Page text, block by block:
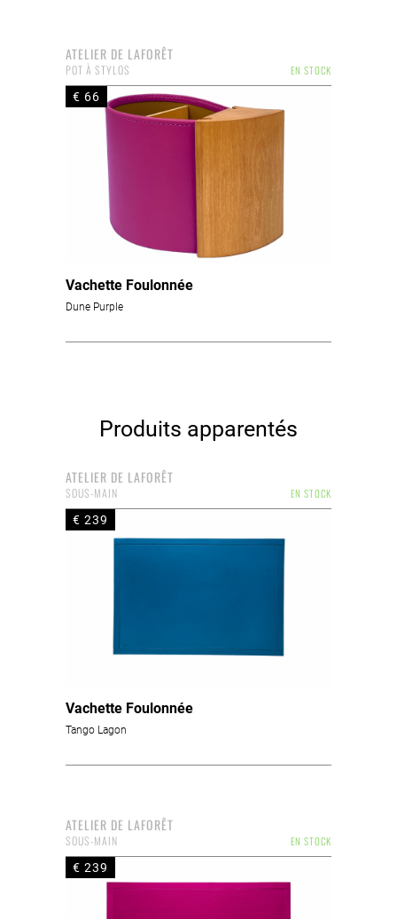
ATELIER DE LAFORÊT
EN STOCK
POT À STYLOS
€ 66
Vachette Foulonnée
Dune Purple
Produits apparentés
ATELIER DE LAFORÊT
EN STOCK
SOUS-MAIN
€ 239
Vachette Foulonnée
Tango Lagon
ATELIER DE LAFORÊT
EN STOCK
SOUS-MAIN
€ 239